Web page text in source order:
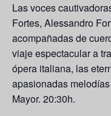
Las voces
Fortes, Alessandro
acompañadas de
viaje espectacular a
ópera italiana, las
apasionadas
Mayor. 20:30h.